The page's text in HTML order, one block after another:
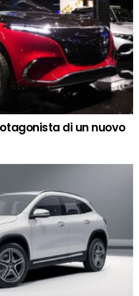
di un nuovo